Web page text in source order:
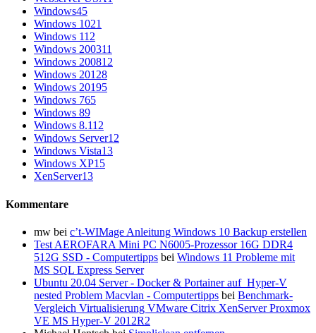
Windows45
Windows 1021
Windows 11 2
Windows 200311
Windows 200812
Windows 20128
Windows 20195
Windows 765
Windows 89
Windows 8.112
Windows Server12
Windows Vista13
Windows XP15
XenServer13
Kommentare
mw bei c’t-WIMage Anleitung Windows 10 Backup erstellen
Test AEROFARA Mini PC N6005-Prozessor 16G DDR4
512G SSD - Computertipps bei Windows 11 Probleme mit
MS SQL Express Server
Ubuntu 20.04 Server - Docker & Portainer auf Hyper-V
nested Problem Macvlan - Computertipps bei Benchmark-
Vergleich Virtualisierung VMware Citrix XenServer Proxmox
VE MS Hyper-V 2012R2